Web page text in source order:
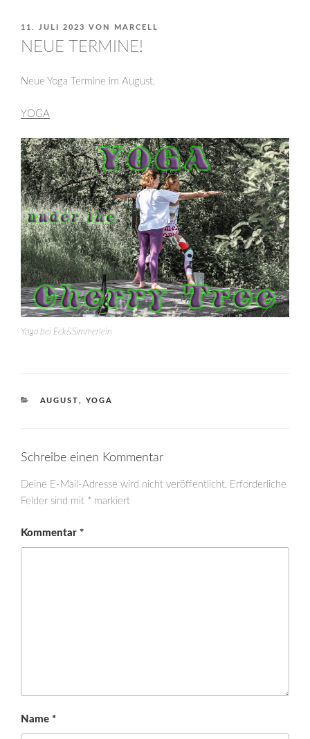
VERÖFFENTLICHT
AM
11. JULI 2023 VON MARCELL
NEUE TERMINE!
Neue Yoga Termine im August.
YOGA
Yoga bei Eck&Simmerlein
KATEGORIEN
AUGUST , YOGA
Schreibe einen Kommentar
Deine E-Mail-Adresse wird nicht veröffentlicht. Erforderliche
Felder sind mit * markiert
Kommentar *
Name *